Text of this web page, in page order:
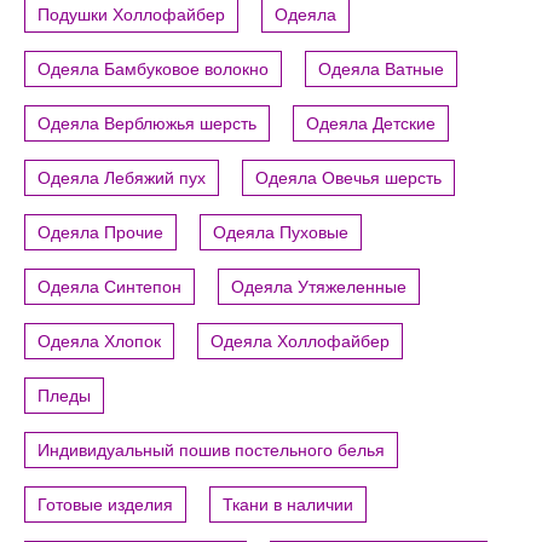
Подушки Холлофайбер Одеяла
Одеяла Бамбуковое волокно Одеяла Ватные
Одеяла Верблюжья шерсть Одеяла Детские
Одеяла Лебяжий пух Одеяла Овечья шерсть
Одеяла Прочие Одеяла Пуховые
Одеяла Синтепон Одеяла Утяжеленные
Одеяла Хлопок Одеяла Холлофайбер
Пледы
Индивидуальный пошив постельного белья
Готовые изделия Ткани в наличии